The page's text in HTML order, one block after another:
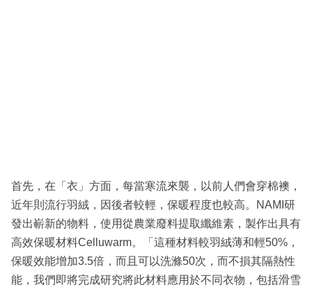
首先，在「衣」方面，每當寒流來襲，以前人們會穿棉襖，
近年則流行羽絨，因後者較輕，保暖程度也較高。NAMI研
發出嶄新的物料，使用從農業廢料提取纖維素，製作出具有
高效保暖材料Celluwarm。「這種材料較羽絨薄和輕50%，
保暖效能增加3.5倍，而且可以洗滌50次，而不損其隔熱性
能，我們即將完成研究將此材料應用於不同衣物，包括滑雪